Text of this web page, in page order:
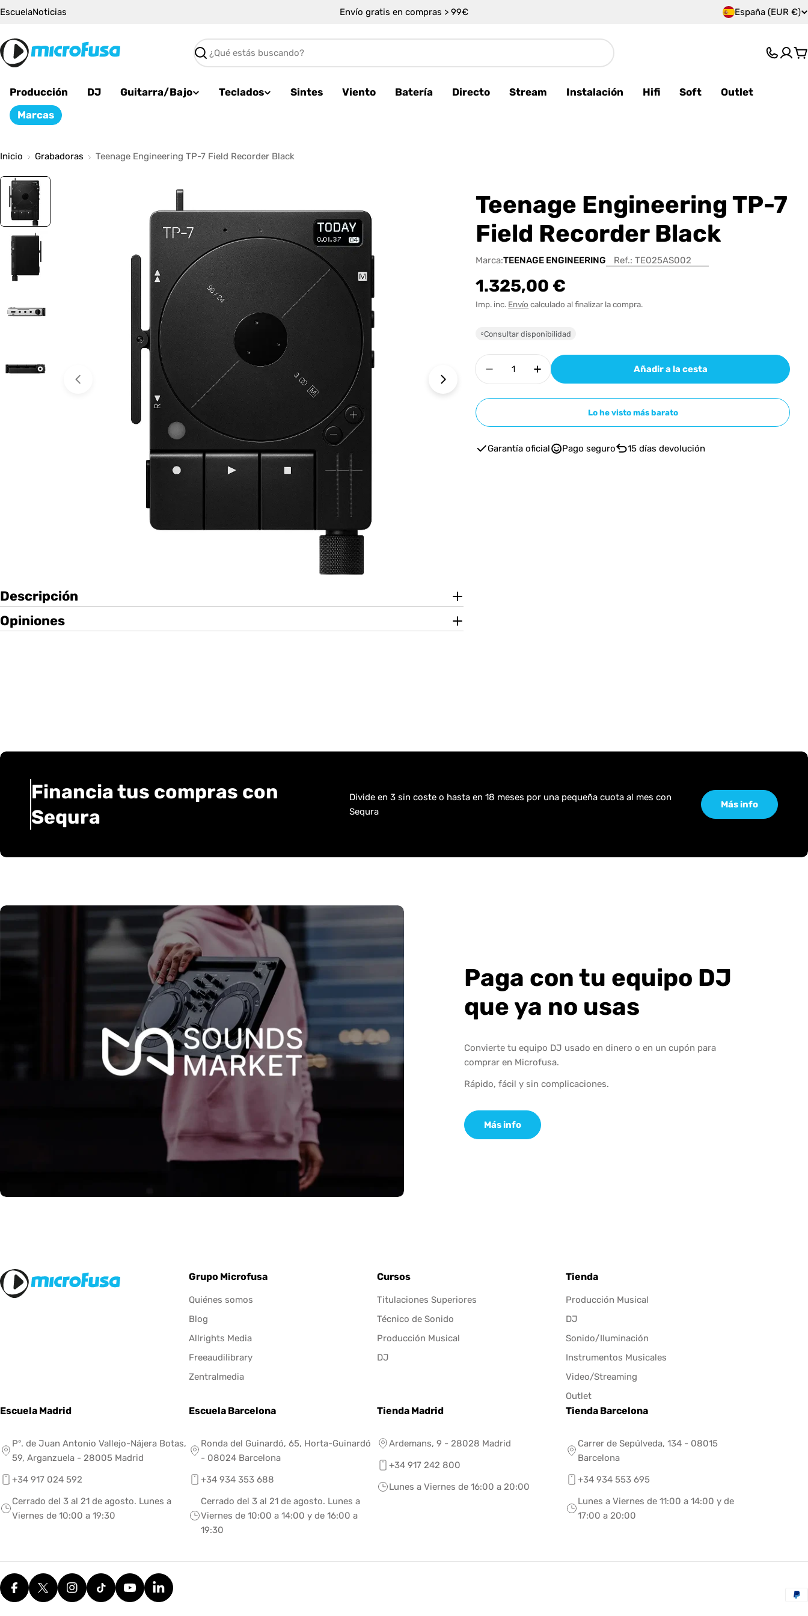
Saltar
EscuelaNoticias Envío gratis en compras > 99€
P
s
g
i
España (EUR €)
Buscar
Producción DJ Guitarra/Bajo Teclados Sintes Viento Batería Directo Stream Instalación Hifi Soft
Outlet
Marcas
Inicio Grabadoras Teenage Engineering TP-7 Field Recorder Black
Abrir medios 0 en modal Abrir medios 1 en modal
Descripción
Opiniones
Teenage Engineering TP-7
Field Recorder Black
Marca:TEENAGE ENGINEERING Ref.: TE025AS002
Precio
habitual
1.325,00 €
Imp. inc. Envío calculado al finalizar la compra.
○Consultar disponibilidad
Cantidad
Disminuir cantidad para Teenage Engineering TP-7 Field
Aumentar cantidad para Teenage Engineering
Añadir a la cesta
Lo he visto más barato
Garantía oficial Pago seguro 15 días devolución
Financia tus compras con
Sequra
Divide en 3 sin coste o hasta en 18 meses por una pequeña cuota al mes con
Sequra
Más info
Paga con tu equipo DJ
que ya no usas
Convierte tu equipo DJ usado en dinero o en un cupón para
comprar en Microfusa.
Rápido, fácil y sin complicaciones.
Más info
Grupo Microfusa
Quiénes somos
Blog
Allrights Media
Freeaudilibrary
Zentralmedia
Cursos
Titulaciones Superiores
Técnico de Sonido
Producción Musical
DJ
Tienda
Producción Musical
DJ
Sonido/Iluminación
Instrumentos Musicales
Video/Streaming
Outlet
Escuela Madrid
Pº. de Juan Antonio Vallejo-Nájera Botas,
59, Arganzuela - 28005 Madrid
+34 917 024 592
Cerrado del 3 al 21 de agosto. Lunes a
Viernes de 10:00 a 19:30
Escuela Barcelona
Ronda del Guinardó, 65, Horta-Guinardó
- 08024 Barcelona
+34 934 353 688
Cerrado del 3 al 21 de agosto. Lunes a
Viernes de 10:00 a 14:00 y de 16:00 a
19:30
Tienda Madrid
Ardemans, 9 - 28028 Madrid
+34 917 242 800
Lunes a Viernes de 16:00 a 20:00
Tienda Barcelona
Carrer de Sepúlveda, 134 - 08015
Barcelona
+34 934 553 695
Lunes a Viernes de 11:00 a 14:00 y de
17:00 a 20:00
FacebookX (Twitter)Instagram
tiktok YouTubeTranslation missing: es.general.social.links.linkedin